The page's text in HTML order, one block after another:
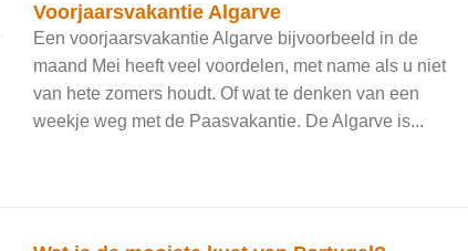
Voorjaarsvakantie Algarve
Een voorjaarsvakantie Algarve bijvoorbeeld in de
maand Mei heeft veel voordelen, met name als u niet
van hete zomers houdt. Of wat te denken van een
weekje weg met de Paasvakantie. De Algarve is...